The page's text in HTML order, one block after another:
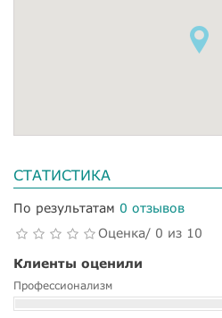
СТАТИСТИКА
По результатам 0 отзывов
Оценка/ 0 из 10
Клиенты оценили
Профессионализм